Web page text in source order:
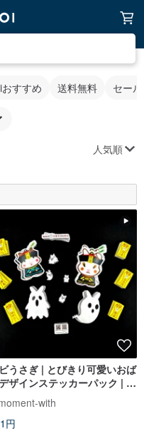
すすめ 送料無料 セー
人気順
うさぎ | とびきり可愛いおば
ザインステッカーパック | 1
ックに14枚入り
with
円